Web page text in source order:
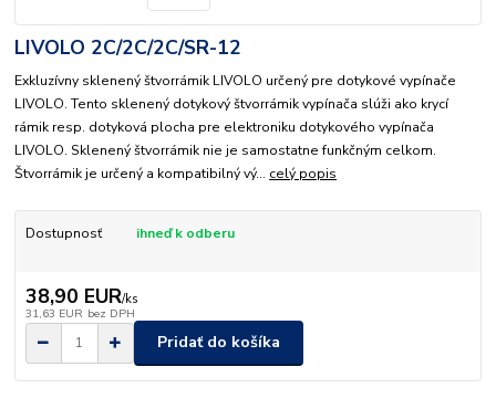
LIVOLO 2C/2C/2C/SR-12
Exkluzívny sklenený štvorrámik LIVOLO určený pre dotykové vypínače
LIVOLO. Tento sklenený dotykový štvorrámik vypínača slúži ako krycí
rámik resp. dotyková plocha pre elektroniku dotykového vypínača
LIVOLO. Sklenený štvorrámik nie je samostatne funkčným celkom.
Štvorrámik je určený a kompatibilný vý... celý popis
Dostupnosť ihneď k odberu
38,90 EUR/ks
31,63 EUR bez DPH
Pridať do košíka